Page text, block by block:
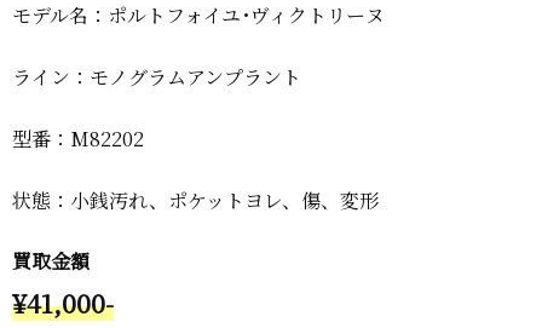
モデル名：ポルトフォイユ･ヴィクトリーヌ
ライン：モノグラムアンプラント
型番：M82202
状態：小銭汚れ、ポケットヨレ、傷、変形
買取金額
¥41,000-